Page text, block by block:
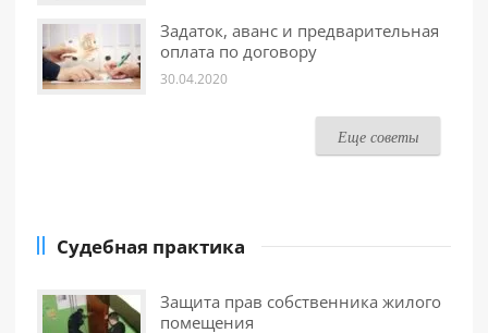
Задаток, аванс и предварительная
оплата по договору
30.04.2020
Еще советы
Судебная практика
Защита прав собственника жилого
помещения